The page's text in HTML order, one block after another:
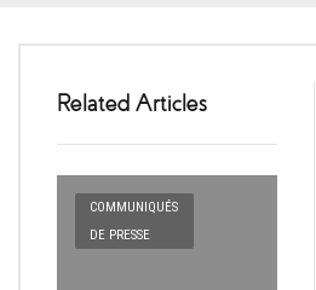
Related Articles
COMMUNIQUÉS
DE PRESSE